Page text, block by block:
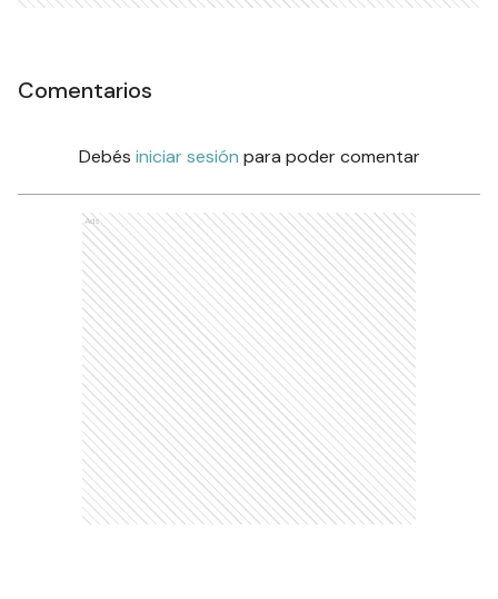
Comentarios
Debés iniciar sesión para poder comentar
Ads